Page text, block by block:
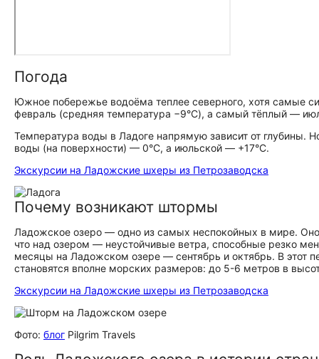
Погода
Южное побережье водоёма теплее северного, хотя самые
февраль (средняя температура −9°C), а самый тёплый —
Температура воды в Ладоге напрямую зависит от глубины.
воды (на поверхности) — 0°C, а июльской — +17°C.
Экскурсии на Ладожские шхеры из Петрозаводска
Почему возникают штормы
Ладожское озеро — одно из самых неспокойных в мире.
что над озером — неустойчивые ветра, способные резко
месяцы на Ладожском озере — сентябрь и октябрь. В этот
становятся вполне морских размеров: до 5-6 метров в
Экскурсии на Ладожские шхеры из Петрозаводска
Фото: блог Pilgrim Travels